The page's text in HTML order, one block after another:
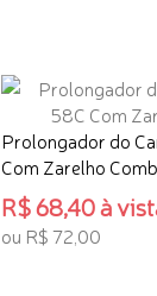
Prolongador do
Com Zarelho
R$ 68,40 à
ou R$ 72,00